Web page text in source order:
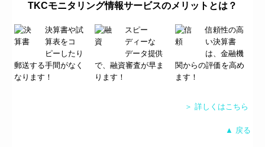
TKCモニタリング情報サービスのメリットとは？
決算書や試
算表をコ
ピーしたり
郵送する手間がなく
なります！
スピー
ディーな
データ提供
で、融資審査が早ま
ります！
信頼性の高
い決算書
は、金融機
関からの評価を高め
ます！
＞ 詳しくはこちら
▲ 戻る